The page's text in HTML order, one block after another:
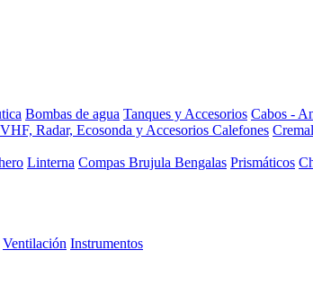
Bombas de agua Tanques y Accesorios Cabos -
Radar, Ecosonda y Accesorios Calefones
Linterna Compas Brujula Bengalas Prismáticos
Ventilación Instrumentos